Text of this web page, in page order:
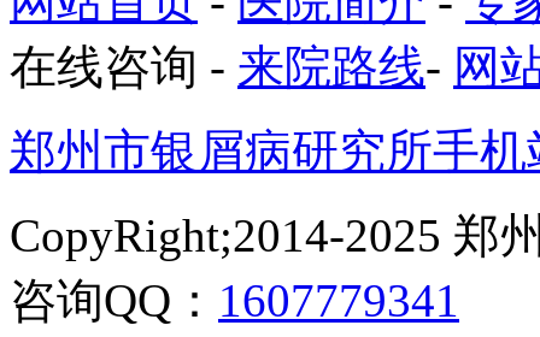
在线咨询 - 来院路线- 网
郑州市银屑病研究所手机
CopyRight;2014-2025 郑
咨询QQ： 1607779341